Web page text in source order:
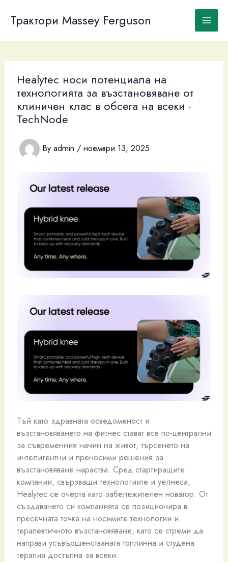
content
Трактори Massey Ferguson
Healytec носи потенциала на
технологията за възстановяване от
клиничен клас в обсега на всеки ·
TechNode
By admin / ноември 13, 2025
Тъй като здравната осведоменост и
възстановяването на фитнес стават все по-централни
за съвременния начин на живот, търсенето на
интелигентни и преносими решения за
възстановяване нараства. Сред стартиращите
компании, свързващи технологиите и уелнеса,
Healytec се очерта като забележителен новатор. От
създаването си компанията се позиционира в
пресечната точка на носимите технологии и
терапевтичното възстановяване, като се стреми да
направи усъвършенстваната топлинна и студена
терапия достъпна за всеки.